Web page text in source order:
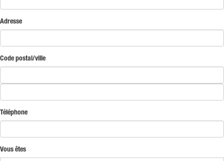
Adresse
Code postal/ville
Téléphone
Vous êtes